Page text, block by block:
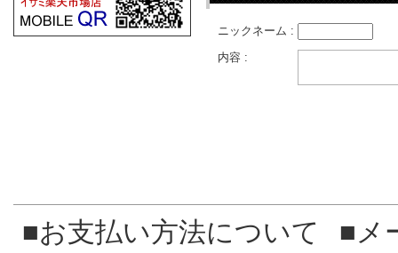
ニックネーム :
内容 :
■お支払い方法について
■メ